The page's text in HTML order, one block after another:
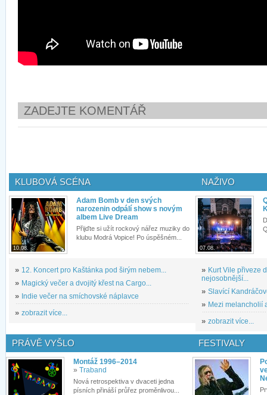
ZADEJTE KOMENTÁŘ
KLUBOVÁ SCÉNA
10.08.
Adam Bomb v den svých
narozenin odpálí show s novým
albem Live Dream
Přijďte si užít rockový nářez muziky do
klubu Modrá Vopice! Po úspěšném...
» 12. Koncert pro Kaštánka pod širým nebem...
» Magický večer a dvojitý křest na Cargo...
» Indie večer na smíchovské náplavce
» zobrazit více...
NAŽIVO
07.08.
» Kurt Vile přiveze
nejosobnější...
» Slavící
» Mezi melancholií
» zobrazit více...
PRÁVĚ VYŠLO
Montáž 1996–2014
» Traband
Nová retrospektiva v dvaceti jedna
písních přináší průřez proměnlivou...
FESTIVALY